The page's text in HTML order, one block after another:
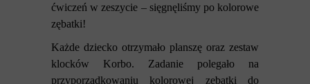
ćwiczeń w zeszycie – sięgnęliśmy po kolorowe
zębatki!
Każde dziecko otrzymało planszę oraz zestaw
klocków Korbo. Zadanie polegało na
przyporządkowaniu kolorowej zębatki do